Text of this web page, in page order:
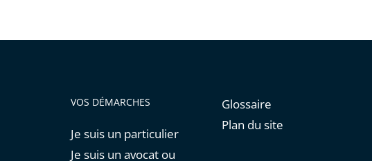
VOS DÉMARCHES
Je suis un particulier
Je suis un avocat ou
Glossaire
Plan du site